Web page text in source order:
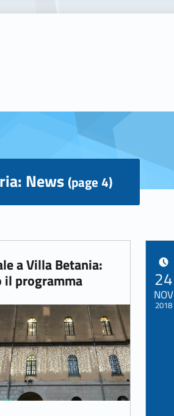
News(page 4)
a Villa Betania:
il programma 24
NOV
2018